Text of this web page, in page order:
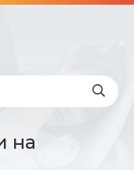
на